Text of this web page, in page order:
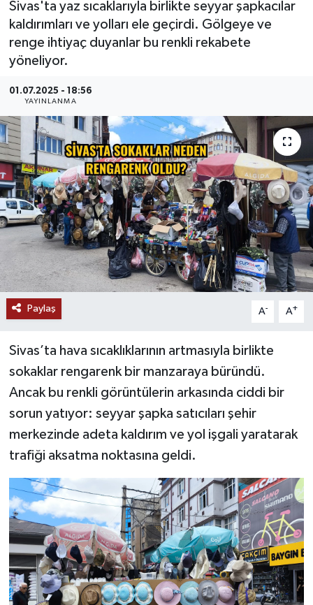
Sivas'ta yaz sıcaklarıyla birlikte seyyar şapkacılar
kaldırımları ve yolları ele geçirdi. Gölgeye ve
renge ihtiyaç duyanlar bu renkli rekabete
yöneliyor.
01.07.2025 - 18:56
YAYINLANMA
Paylaş A- A+
Sivas’ta hava sıcaklıklarının artmasıyla birlikte
sokaklar rengarenk bir manzaraya büründü.
Ancak bu renkli görüntülerin arkasında ciddi bir
sorun yatıyor: seyyar şapka satıcıları şehir
merkezinde adeta kaldırım ve yol işgali yaratarak
trafiği aksatma noktasına geldi.
MAGAZİN
ÖZEL HABER
RESMİ İLANLAR
SAĞLIK
SİYASET
SOSYAL YARDIMLAR
SPONSORLU YAZI
SPOR
TEKNOLOJİ
YAŞAM